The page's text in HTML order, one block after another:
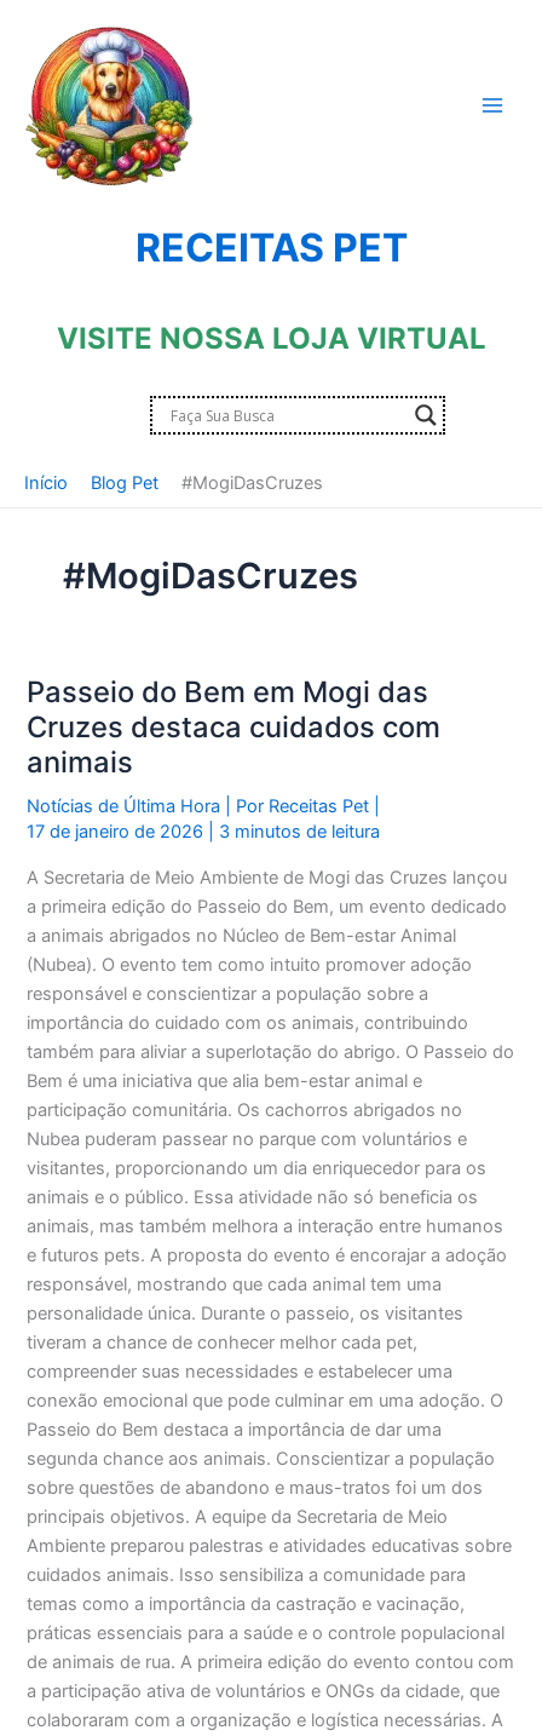
conteúdo
RECEITAS PET
VISITE NOSSA LOJA VIRTUAL
Início Blog Pet #MogiDasCruzes
#MogiDasCruzes
Passeio do Bem em Mogi das
Cruzes destaca cuidados com
animais
Notícias de Última Hora | Por Receitas Pet
17 de janeiro de 2026
3 minutos de leitura
A Secretaria de Meio Ambiente de Mogi das Cruzes lançou
a primeira edição do Passeio do Bem, um evento dedicado
a animais abrigados no Núcleo de Bem-estar Animal
(Nubea). O evento tem como intuito promover adoção
responsável e conscientizar a população sobre a
importância do cuidado com os animais, contribuindo
também para aliviar a superlotação do abrigo. O Passeio do
Bem é uma iniciativa que alia bem-estar animal e
participação comunitária. Os cachorros abrigados no
Nubea puderam passear no parque com voluntários e
visitantes, proporcionando um dia enriquecedor para os
animais e o público. Essa atividade não só beneficia os
animais, mas também melhora a interação entre humanos
e futuros pets. A proposta do evento é encorajar a adoção
responsável, mostrando que cada animal tem uma
personalidade única. Durante o passeio, os visitantes
tiveram a chance de conhecer melhor cada pet,
compreender suas necessidades e estabelecer uma
conexão emocional que pode culminar em uma adoção. O
Passeio do Bem destaca a importância de dar uma
segunda chance aos animais. Conscientizar a população
sobre questões de abandono e maus-tratos foi um dos
principais objetivos. A equipe da Secretaria de Meio
Ambiente preparou palestras e atividades educativas sobre
cuidados animais. Isso sensibiliza a comunidade para
temas como a importância da castração e vacinação,
práticas essenciais para a saúde e o controle populacional
de animais de rua. A primeira edição do evento contou com
a participação ativa de voluntários e ONGs da cidade, que
colaboraram com a organização e logística necessárias. A